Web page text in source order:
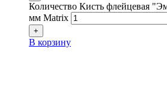
Количество Кисть флейцевая
мм Matrix
+
В корзину